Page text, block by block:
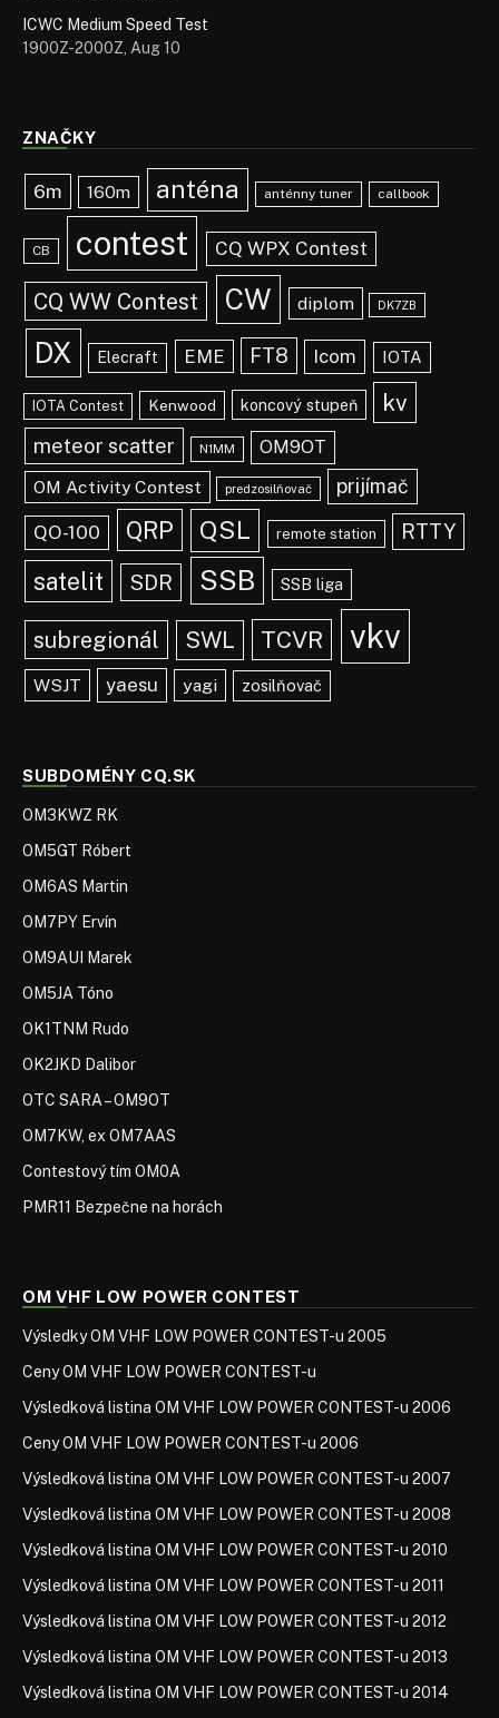
ICWC Medium Speed Test
1900Z-2000Z, Aug 10
ZNAČKY
6m 160m anténa anténny tuner callbook
CB contest CQ WPX Contest
CQ WW Contest CW diplom DK7ZB
DX Elecraft EME FT8 Icom IOTA
IOTA Contest Kenwood koncový stupeň kv
meteor scatter N1MM
OM9OT
OM Activity Contest
predzosilňovač prijímač
QO-100 QRP QSL remote station RTTY
satelit SDR SSB SSB liga
subregionál SWL TCVR vkv
WSJT yaesu yagi zosilňovač
SUBDOMÉNY CQ.SK
OM3KWZ RK
OM5GT Róbert
OM6AS Martin
OM7PY Ervín
OM9AUI Marek
OM5JA Tóno
OK1TNM Rudo
OK2JKD Dalibor
OTC SARA – OM9OT
OM7KW, ex OM7AAS
Contestový tím OM0A
PMR11 Bezpečne na horách
OM VHF LOW POWER CONTEST
Výsledky OM VHF LOW POWER CONTEST-u 2005
Ceny OM VHF LOW POWER CONTEST-u
Výsledková listina OM VHF LOW POWER CONTEST-u 2006
Ceny OM VHF LOW POWER CONTEST-u 2006
Výsledková listina OM VHF LOW POWER CONTEST-u 2007
Výsledková listina OM VHF LOW POWER CONTEST-u 2008
Výsledková listina OM VHF LOW POWER CONTEST-u 2010
Výsledková listina OM VHF LOW POWER CONTEST-u 2011
Výsledková listina OM VHF LOW POWER CONTEST-u 2012
Výsledková listina OM VHF LOW POWER CONTEST-u 2013
Výsledková listina OM VHF LOW POWER CONTEST-u 2014